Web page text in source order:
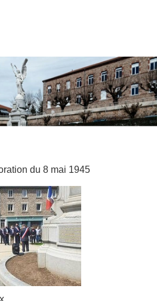
du 8 mai 1945